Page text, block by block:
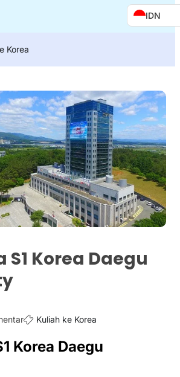
IDN
Korea
S1 Korea Daegu
Kuliah ke Korea
Korea Daegu